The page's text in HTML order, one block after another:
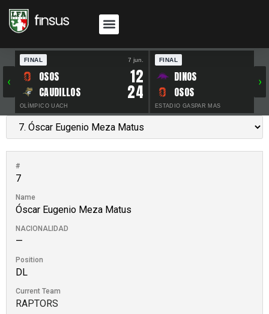
‹
FINAL 7 jun.
OSOS 12
CAUDILLOS 24
OLÍMPICO UACH
FINAL
DINOS
OSOS
ESTADIO GASPAR MAS
›
#
7
Name
Óscar Eugenio Meza Matus
NACIONALIDAD
—
Position
DL
Current Team
RAPTORS